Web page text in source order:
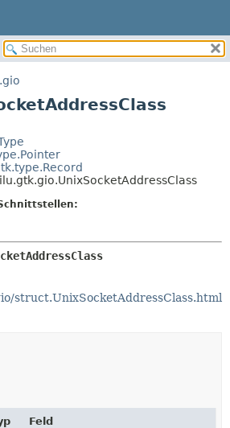
DETAILS:
FELD
struct.UnixSocketAddressClass.html
Feld